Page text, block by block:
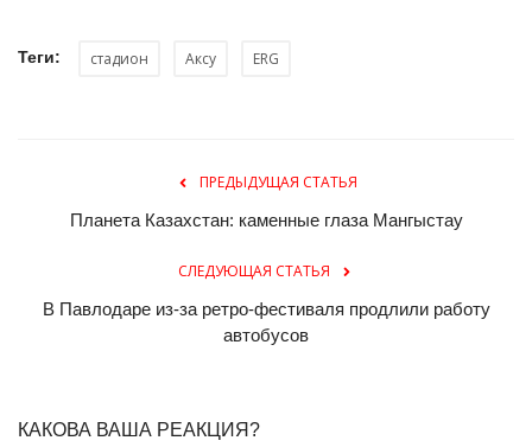
Теги: стадион Аксу ERG
ПРЕДЫДУЩАЯ СТАТЬЯ
Планета Казахстан: каменные глаза Мангыстау
СЛЕДУЮЩАЯ СТАТЬЯ
В Павлодаре из-за ретро-фестиваля продлили работу
автобусов
КАКОВА ВАША РЕАКЦИЯ?